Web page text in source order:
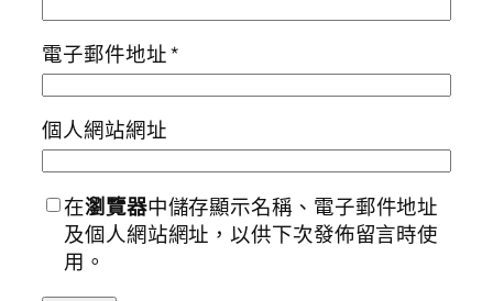
電子郵件地址*
個人網站網址
在瀏覽器中儲存顯示名稱、電子郵件地址
及個人網站網址，以供下次發佈留言時使
用。